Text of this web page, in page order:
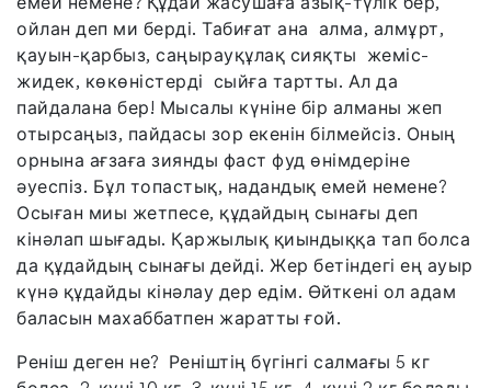
ойлан деп ми берді. Табиғат ана алма, алмұрт,
қауын-қарбыз, саңырауқұлақ сияқты жеміс-
жидек, көкөністерді сыйға тартты. Ал да
пайдалана бер! Мысалы күніне бір алманы жеп
отырсаңыз, пайдасы зор екенін білмейсіз. Оның
орнына ағзаға зиянды фаст фуд өнімдеріне
әуеспіз. Бұл топастық, надандық емей немене?
Осыған миы жетпесе, құдайдың сынағы деп
кінәлап шығады. Қаржылық қиындыққа тап болса
да құдайдың сынағы дейді. Жер бетіндегі ең ауыр
күнә құдайды кінәлау дер едім. Өйткені ол адам
баласын махаббатпен жаратты ғой.
Реніш деген не? Реніштің бүгінгі салмағы 5 кг